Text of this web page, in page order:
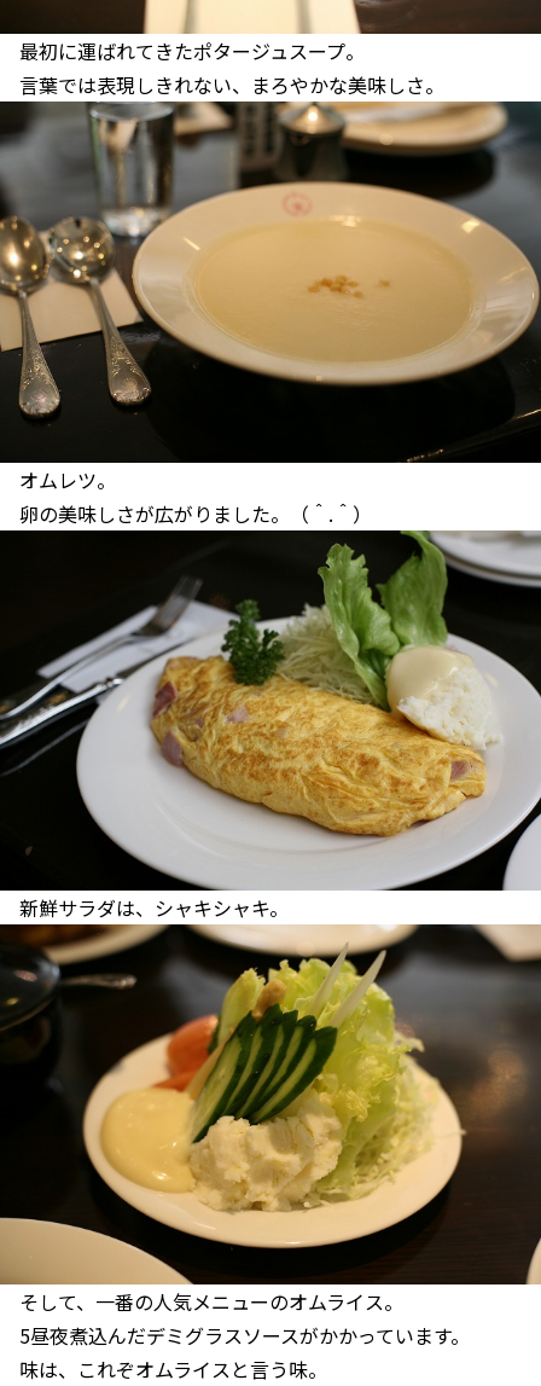
最初に運ばれてきたポタージュスープ。
言葉では表現しきれない、まろやかな美味しさ。
オムレツ。
卵の美味しさが広がりました。（＾.＾）
新鮮サラダは、シャキシャキ。
そして、一番の人気メニューのオムライス。
5昼夜煮込んだデミグラスソースがかかっています。
味は、これぞオムライスと言う味。